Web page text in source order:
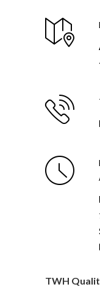
TWH